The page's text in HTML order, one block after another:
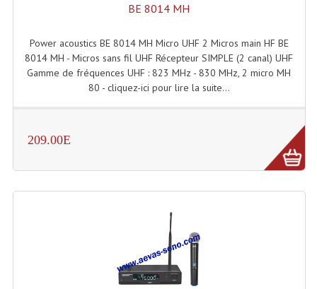
Angles Structure SD250
Angles Structure TRIO290
Cercle Struct Carrée 290
Cercle Struct SCC Carre
Cercle Struct Triangulaire290
Crochets Et Accessoires
BE 8014 MH
Power acoustics BE 8014 MH Micro UHF 2 Micros main HF BE
8014 MH - Micros sans fil UHF Récepteur SIMPLE (2 canal) UHF
Gamme de fréquences UHF : 823 MHz - 830 MHz, 2 micro MH
80 - cliquez-ici pour lire la suite...
209.00E